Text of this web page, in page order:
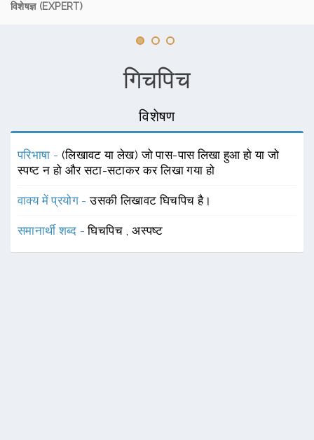
विशेषज्ञ (EXPERT)
गिचपिच
विशेषण
परिभाषा - (लिखावट या लेख) जो पास-पास लिखा हुआ हो या जो
स्पष्ट न हो और सटा-सटाकर कर लिखा गया हो
वाक्य में प्रयोग -उसकी लिखावट घिचपिच है।
समानार्थी शब्द -घिचपिच ,अस्पष्ट